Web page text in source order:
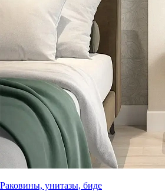
Раковины, унитазы, биде